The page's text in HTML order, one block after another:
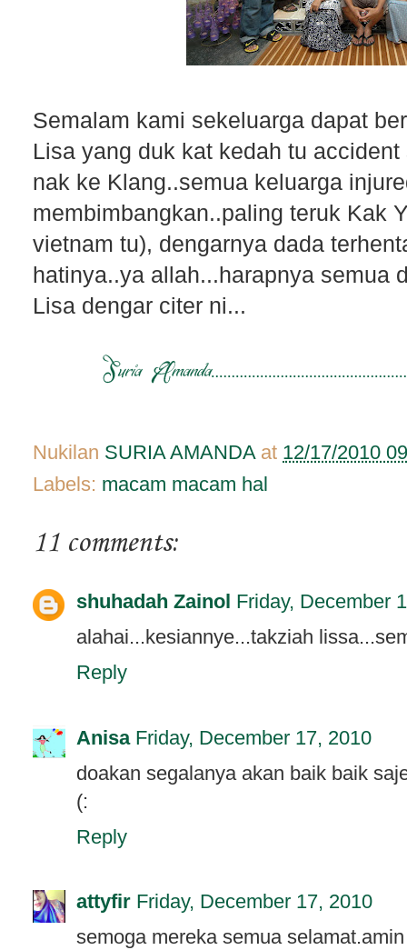
Semalam kami sekeluarga dapat
Lisa yang duk kat kedah tu
nak ke Klang..semua keluarga
membimbangkan..paling teruk Kak
vietnam tu), dengarnya dada
hatinya..ya allah...harapnya semua
Lisa dengar citer ni...
Nukilan SURIA AMANDA at 12/17/2010
Labels: macam macam hal
11 comments:
shuhadah Zainol Friday, December
alahai...kesiannye...takziah
Reply
Anisa Friday, December 17, 2010
doakan segalanya akan baik baik
(:
Reply
attyfir Friday, December 17, 2010
semoga mereka semua selamat.amin